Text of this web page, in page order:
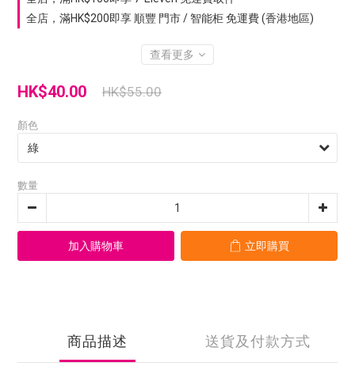
全店，滿HK$200即享 順豐 門市 / 智能柜 免運費 (香港地區)
查看更多
HK$40.00 HK$55.00
顏色
數量
加入購物車 立即購買
商品描述 送貨及付款方式